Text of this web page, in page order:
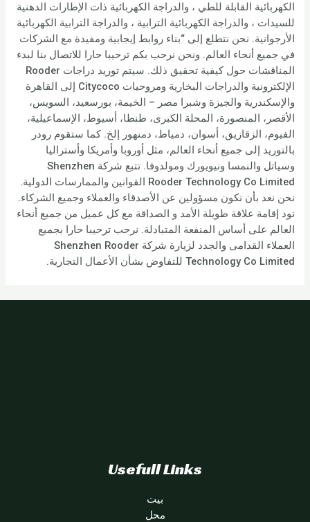
الكهربائية القابلة للطي ، والدراجة الكهربائية ذات الإطارات الدهنية
للسيدات ، والدراجة الكهربائية الترابية ، والدراجة الترابية الكهربائية
الأرجوانية. نحن نتطلع إلى “بناء روابط إيجابية ومفيدة مع الشركات
في جميع أنحاء العالم. ونحن نرحب بكم ترحيبا حارا للاتصال بنا لبدء
المناقشات حول كيفية تحقيق ذلك. سيتم توريد دراجات Rooder
الإلكترونية والدراجات البخارية ومروحيات Citycoco إلى القاهرة
والإسكندرية والجيزة وشبرا مصر – الخيمة، بورسعيد، السويس،
الأقصر، المنصورة، المحلة الكبرى، طنطا، أسيوط، الإسماعيلية،
الفيوم، الزقازيق، أسوان، دمياط، دمنهور إلخ. كما ستقوم رودر
بالتوريد إلى جميع أنحاء العالم، مثل أوروبا وأمريكا وأستراليا
وسياتل والنمسا ونيويورك ومولدوفا. تتبع شركة Shenzhen
Rooder Technology Co Limited القوانين والممارسات الدولية.
نحن نعد بأن نكون مسؤولين عن الأصدقاء والعملاء وجميع الشركاء.
نود إقامة علاقة طويلة الأمد و الصداقة مع كل عميل من جميع أنحاء
العالم على أساس المنفعة المتبادلة. نرحب ترحيبا حارا بجميع
العملاء القدامى والجدد لزيارة شركة Shenzhen Rooder
Technology Co Limited للتفاوض بشأن الأعمال التجارية.
Usefull Links
بيت
محل